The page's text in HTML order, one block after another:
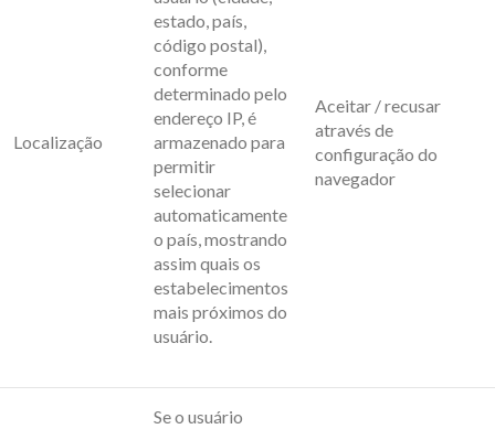
Localização
estado, país,
código postal),
conforme
determinado pelo
endereço IP, é
armazenado para
permitir
selecionar
automaticamente
o país, mostrando
assim quais os
estabelecimentos
mais próximos do
usuário.
Aceitar / recusar
através de
configuração do
navegador
Se o usuário